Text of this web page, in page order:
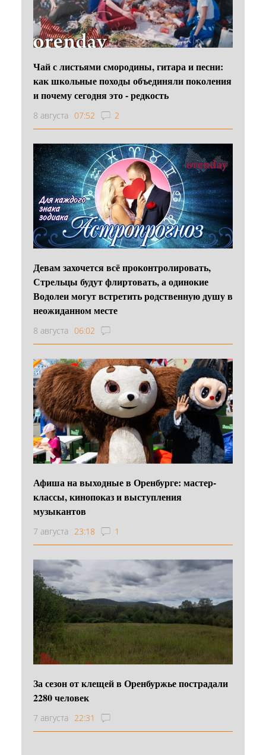
Чай с листьями смородины, гитара и песни:
как школьные походы объединяли поколения
и почему сегодня это - редкость
8 августа 07:52 2
Девам захочется всё проконтролировать,
Стрельцы будут флиртовать, а одинокие
Водолеи могут встретить родственную душу в
неожиданном месте
8 августа 06:02
Афиша на выходные в Оренбурге: мастер-
классы, кинопоказ и выступления
музыкантов
7 августа 23:18 1
За сезон от клещей в Оренбуржье пострадали
2280 человек
7 августа 22:31